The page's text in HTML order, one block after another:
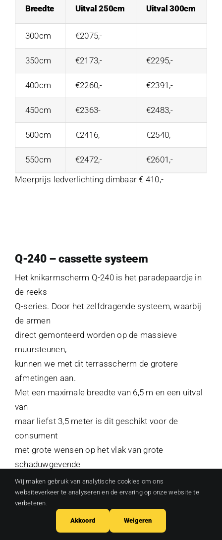
Breedte Uitval 250cm Uitval 300cm
300cm €2075,-
350cm €2173,- €2295,-
400cm €2260,- €2391,-
450cm €2363- €2483,-
500cm €2416,- €2540,-
550cm €2472,-
€2601,-
Meerprijs ledverlichting dimbaar € 410,-
Q-240 – cassette systeem
Het knikarmscherm Q-240 is het paradepaardje in
de reeks
Q-series. Door het zelfdragende systeem, waarbij
de armen
direct gemonteerd worden op de massieve
muursteunen,
kunnen we met dit terrasscherm de grotere
afmetingen aan.
Met een maximale breedte van 6,5 m en een uitval
van
maar liefst 3,5 meter is dit geschikt voor de
consument
met grote wensen op het vlak van grote
schaduwgevende
oppervlaktes. Ook de Q-240 kenmerkt zich door
hetzelfde,
consequent doorgetrokken moderne en strakke
Wij maken gebruik van analytische cookies om ons
websiteverkeer te analyseren en de ervaring op onze website te
verbeteren.
Akkoord Weigeren